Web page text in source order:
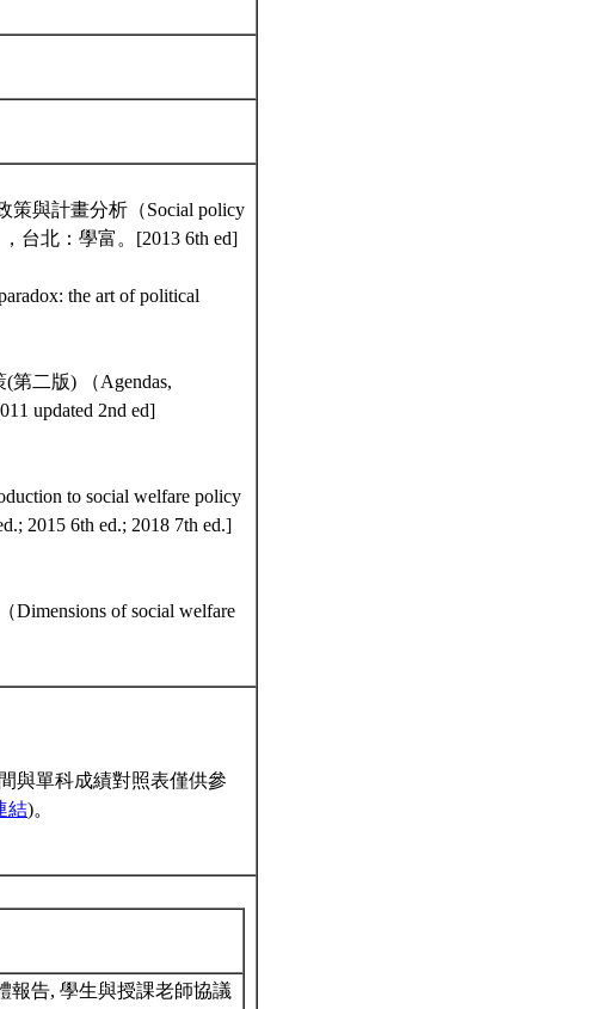
策與計畫分析（Social policy
，台北：學富。[2013 6th ed]
the art of political
第二版) （Agendas,
updated 2nd ed]
to social welfare policy
2015 6th ed.; 2018 7th ed.]
of social welfare
與單科成績對照表僅供參
結)。
報告, 學生與授課老師協議